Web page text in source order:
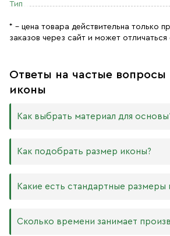
Тип
* – цена товара действительна только
заказов через сайт и может отличаться
Ответы на частые вопросы
иконы
Как выбрать материал для
Мы изготавливаем иконы на трёх
МДФ. Ламинированная древесно-
практически нет. Вы можете
Как подобрать размер иконы?
Никаких строгих правил по тому,
иконостас, можно ориентироваться
Какие есть стандартные размеры
105х125 мм
Сколько времени занимает